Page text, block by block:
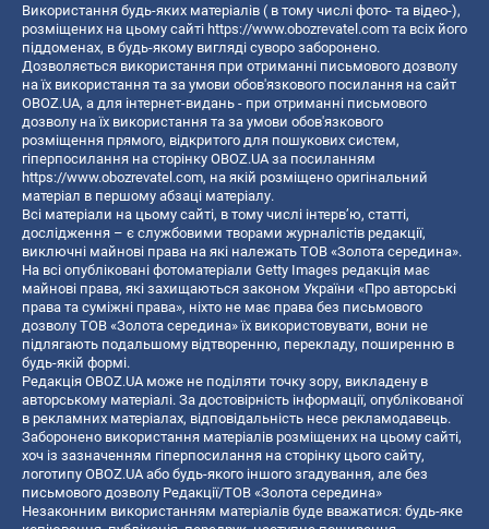
Використання будь-яких матеріалів ( в тому числі фото- та відео-),
розміщених на цьому сайті https://www.obozrevatel.com та всіх його
піддоменах, в будь-якому вигляді суворо заборонено.
Дозволяється використання при отриманні письмового дозволу
на їх використання та за умови обов'язкового посилання на сайт
OBOZ.UA, а для інтернет-видань - при отриманні письмового
дозволу на їх використання та за умови обов'язкового
розміщення прямого, відкритого для пошукових систем,
гіперпосилання на сторінку OBOZ.UA за посиланням
https://www.obozrevatel.com, на якій розміщено оригінальний
матеріал в першому абзаці матеріалу.
Всі матеріали на цьому сайті, в тому числі інтерв’ю, статті,
дослідження – є службовими творами журналістів редакції,
виключні майнові права на які належать ТОВ «Золота середина».
На всі опубліковані фотоматеріали Getty Images редакція має
майнові права, які захищаються законом України «Про авторські
права та суміжні права», ніхто не має права без письмового
дозволу ТОВ «Золота середина» їх використовувати, вони не
підлягають подальшому відтворенню, перекладу, поширенню в
будь-якій формі.
Редакція OBOZ.UA може не поділяти точку зору, викладену в
авторському матеріалі. За достовірність інформації, опублікованої
в рекламних матеріалах, відповідальність несе рекламодавець.
Заборонено використання матеріалів розміщених на цьому сайті,
хоч із зазначенням гіперпосилання на сторінку цього сайту,
логотипу OBOZ.UA або будь-якого іншого згадування, але без
письмового дозволу Редакції/ТОВ «Золота середина»
Незаконним використанням матеріалів буде вважатися: будь-яке